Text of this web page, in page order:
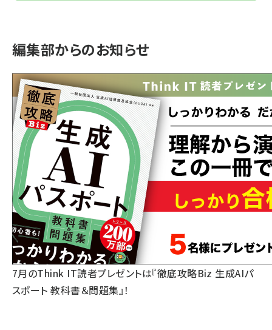
編集部からのお知らせ
7月のThink IT読者プレゼントは『徹底攻略Biz 生成AIパ
スポート 教科書＆問題集』！